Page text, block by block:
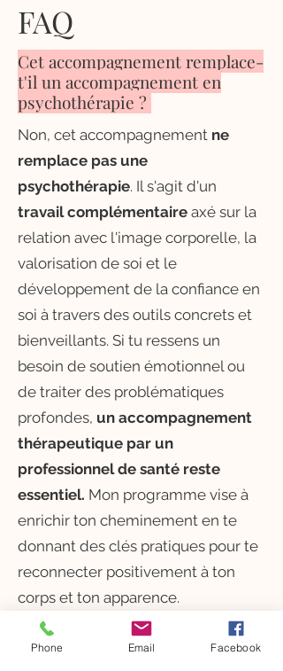
FAQ
Cet accompagnement remplace-
t'il un accompagnement en
psychothérapie ?
Non, cet accompagnement ne
remplace pas une
psychothérapie. Il s'agit d'un
travail complémentaire axé sur la
relation avec l'image corporelle, la
valorisation de soi et le
développement de la confiance en
soi à travers des outils concrets et
bienveillants. Si tu ressens un
besoin de soutien émotionnel ou
de traiter des problématiques
profondes, un accompagnement
thérapeutique par un
professionnel de santé reste
essentiel. Mon programme vise à
enrichir ton cheminement en te
donnant des clés pratiques pour te
reconnecter positivement à ton
corps et ton apparence.
J'ai déjà été suivi en
psychothérapie en quoi cet
Phone Email Facebook